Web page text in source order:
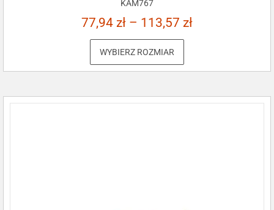
KAM767
77,94 zł – 113,57 zł
WYBIERZ ROZMIAR